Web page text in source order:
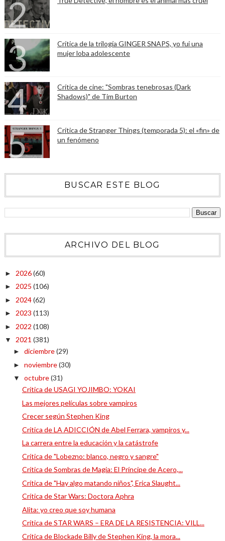
Crítica de la trilogía GINGER SNAPS, yo fui una
mujer loba adolescente
Crítica de cine: "Sombras tenebrosas (Dark
Shadows)" de Tim Burton
Crítica de Stranger Things (temporada 5): el «fin» de
un fenómeno
BUSCAR ESTE BLOG
ARCHIVO DEL BLOG
► 2026(60)
► 2025 (106)
► 2024(62)
► 2023 (113)
► 2022 (108)
▼ 2021 (381)
► diciembre(29)
► noviembre(30)
▼ octubre(31)
Crítica de USAGI YOJIMBO: YOKAI
Las mejores películas sobre vampiros
Crecer según Stephen King
Crítica de LA ADICCIÓN de Abel Ferrara, vampiros y...
La carrera entre la educación y la catástrofe
Crítica de "Lobezno: blanco, negro y sangre"
Crítica de Sombras de Magia: El Príncipe de Acero,...
Crítica de "Hay algo matando niños", Erica Slaught...
Crítica de Star Wars: Doctora Aphra
Alita: yo creo que soy humana
Crítica de STAR WARS – ERA DE LA RESISTENCIA: VILL...
Crítica de Blockade Billy de Stephen King, la mora...